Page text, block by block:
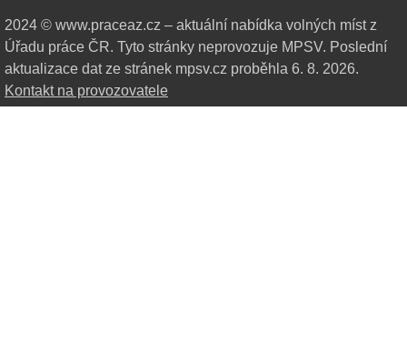
2024 © www.praceaz.cz – aktuální nabídka volných míst z
Úřadu práce ČR. Tyto stránky neprovozuje MPSV. Poslední
aktualizace dat ze stránek mpsv.cz proběhla 6. 8. 2026.
Kontakt na provozovatele